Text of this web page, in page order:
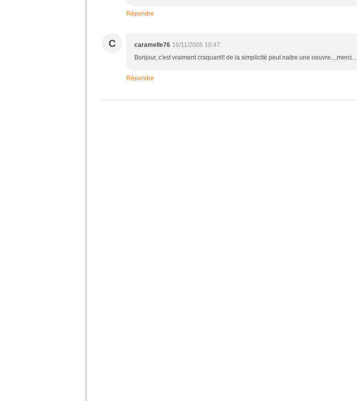
Répondre
C caramelle76 16/11/2006 10:47
Bonjour, c'est vraiment craquant!! de la simplicité peut naitre une oeuvre....merci...
Répondre